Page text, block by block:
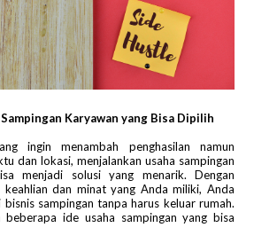
Karyawan yang Bisa Dipilih
ingin menambah penghasilan namun
dan lokasi, menjalankan usaha sampingan
menjadi solusi yang menarik. Dengan
keahlian dan minat yang Anda miliki, Anda
sampingan tanpa harus keluar rumah.
beberapa ide usaha sampingan yang bisa